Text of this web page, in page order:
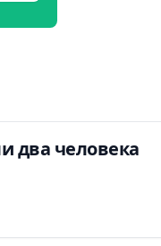
два человека